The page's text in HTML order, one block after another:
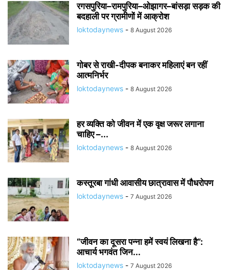
रगसपुरिया–रामपुरिया–ओझागर–बांसड़ा सड़क की
बदहाली पर ग्रामीणों में आक्रोश
loktodaynews - 8 August 2026
गोबर से राखी-दीपक बनाकर महिलाएं बन रहीं
आत्मनिर्भर
loktodaynews - 8 August 2026
हर व्यक्ति को जीवन में एक वृक्ष जरूर लगाना
चाहिए –...
loktodaynews - 8 August 2026
कस्तूरबा गांधी आवासीय छात्रावास में पौधरोपण
loktodaynews - 7 August 2026
“जीवन का दूसरा पन्ना हमें स्वयं लिखना है”:
आचार्य भगवंत जिन...
loktodaynews - 7 August 2026